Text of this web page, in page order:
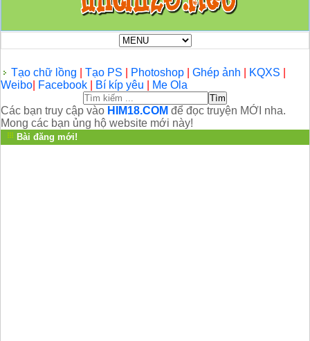
Tạo chữ lồng Tạo PS Photoshop Ghép ảnh KQXS
Weibo Facebook Bí kíp yêu Me Ola
Các bạn truy cập vào HIM18.COM để đọc truyện MỚI nha.
Mong các bạn ủng hộ website mới này!
Bài đăng mới!